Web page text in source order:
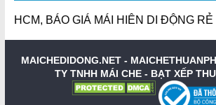
BÁO GIÁ MÁI HIÊN DI ĐỘNG RẺ
MAICHEDIDONG.NET -
TY TNHH MÁI CHE - BẠT XẾP